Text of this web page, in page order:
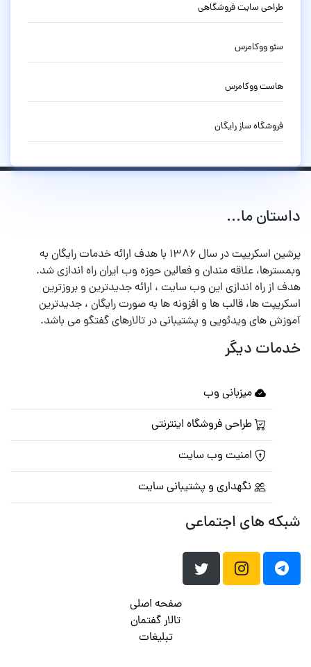
طراحی سایت فروشگاهی
سئو ووکامرس
هاست ووکامرس
فروشگاه ساز رایگان
داستان ما...
پرشین اسکریپت در سال ۱۳۸۶ با هدف ارائه خدمات رایگان به
وبمسترها، علاقه مندان و فعالین حوزه وب ایران راه اندازی شد.
هدف از راه اندازی این وب سایت ، ارائه جدیدترین و بروزترین
اسکریپت ها، قالب ها و افزونه ها به صورت رایگان ، جدیدترین
آموزش های ویدئویی و پشتیبانی در تالارهای گفتگو می باشد.
خدمات دیگر
میزبانی وب
طراحی فروشگاه اینترنتی
امنیت وب سایت
نگهداری و پشتیبانی سایت
شبکه های اجتماعی
صفحه اصلی
تالار گفتمان
تبلیغات